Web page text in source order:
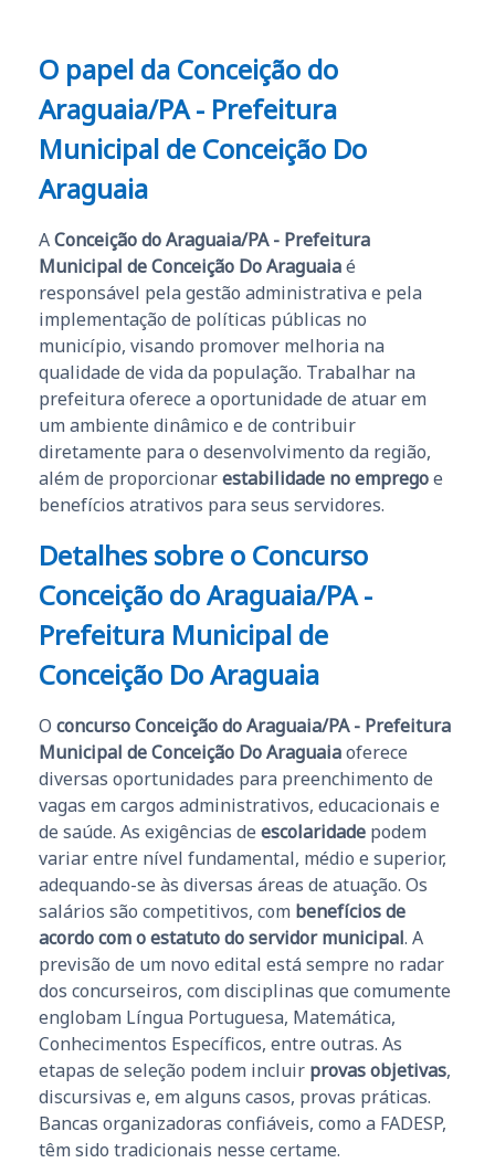
O papel da Conceição do
Araguaia/PA - Prefeitura
Municipal de Conceição Do
Araguaia
AConceição do Araguaia/PA - Prefeitura
Municipal de Conceição Do Araguaiaé
responsável pela gestão administrativa e pela
implementação de políticas públicas no
município, visando promover melhoria na
qualidade de vida da população. Trabalhar na
prefeitura oferece a oportunidade de atuar em
um ambiente dinâmico e de contribuir
diretamente para o desenvolvimento da região,
além de proporcionarestabilidade no empregoe
benefícios atrativos para seus servidores.
Detalhes sobre o Concurso
Conceição do Araguaia/PA -
Prefeitura Municipal de
Conceição Do Araguaia
O concurso Conceição do Araguaia/PA - Prefeitura
Municipal de Conceição Do Araguaiaoferece
diversas oportunidades para preenchimento de
vagas em cargos administrativos, educacionais e
de saúde. As exigências de escolaridade podem
variar entre nível fundamental, médio e superior,
adequando-se às diversas áreas de atuação. Os
salários são competitivos, com benefícios de
acordo com o estatuto do servidor municipal. A
previsão de um novo edital está sempre no radar
dos concurseiros, com disciplinas que comumente
englobam Língua Portuguesa, Matemática,
Conhecimentos Específicos, entre outras. As
etapas de seleção podem incluir provas objetivas,
discursivas e, em alguns casos, provas práticas.
Bancas organizadoras confiáveis, como a FADESP,
têm sido tradicionais nesse certame.